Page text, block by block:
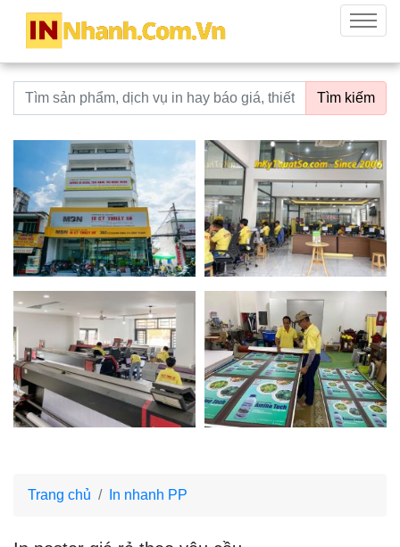
innhanh.com.vn
Menu
Từ khoá tìm kiếm Tìm kiếm
Trang chủ In nhanh PP